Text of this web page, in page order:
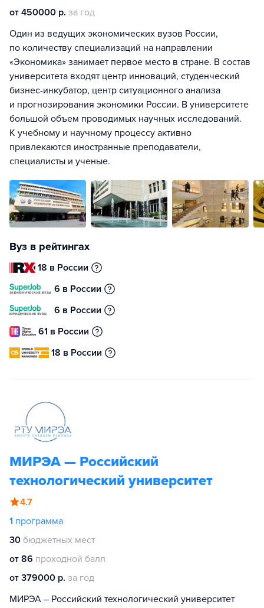
от 450000 р. за год
Один из ведущих экономических вузов России,
по количеству специализаций на направлении
«Экономика» занимает первое место в стране. В состав
университета входят центр инноваций, студенческий
бизнес-инкубатор, центр ситуационного анализа
и прогнозирования экономики России. В университете
большой объем проводимых научных исследований.
К учебному и научному процессу активно
привлекаются иностранные преподаватели,
специалисты и ученые.
Вуз в рейтингах
18 в России
6 в России
6 в России
61 в России
18 в России
МИРЭА — Российский
технологический университет
4.7
1 программа
30 бюджетных мест
от 86 проходной балл
от 379000 р. за год
МИРЭА – Российский технологический университет